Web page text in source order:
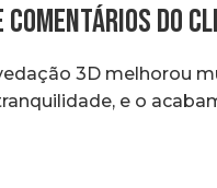
Comentários do
3D melhorou
e o